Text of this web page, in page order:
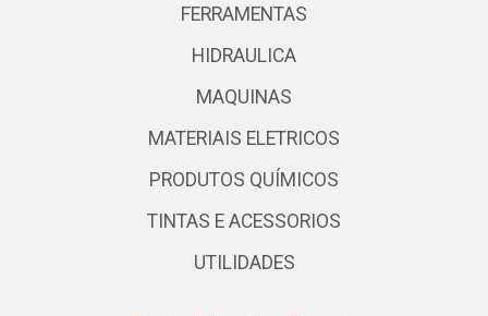
FERRAMENTAS
HIDRAULICA
MAQUINAS
MATERIAIS ELETRICOS
PRODUTOS QUÍMICOS
TINTAS E ACESSORIOS
UTILIDADES